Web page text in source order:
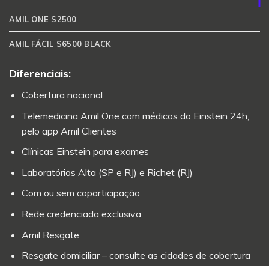
AMIL ONE S2500
AMIL FÁCIL S6500 BLACK
Diferenciais:
Cobertura nacional
Telemedicina Amil One com médicos do Einstein 24h,
pelo app Amil Clientes
Clínicas Einstein para exames
Laboratórios Alta (SP e RJ) e Richet (RJ)
Com ou sem coparticipação
Rede credenciada exclusiva
Amil Resgate
Resgate domiciliar – consulte as cidades de cobertura